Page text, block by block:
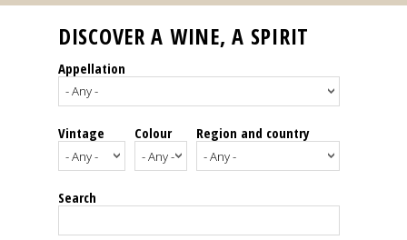
Our
events
Spirits
Tasting
reviews
DISCOVER A WINE, A SPIRIT
Appellation
Vintage Colour Region and country
Search